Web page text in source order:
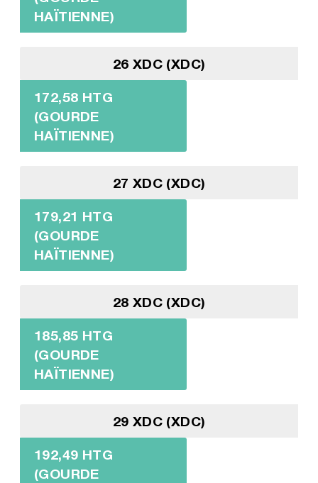
HAÏTIENNE)
26 XDC (XDC)
172,58 HTG
(GOURDE
HAÏTIENNE)
27 XDC (XDC)
179,21 HTG
(GOURDE
HAÏTIENNE)
28 XDC (XDC)
185,85 HTG
(GOURDE
HAÏTIENNE)
29 XDC (XDC)
192,49 HTG
(GOURDE